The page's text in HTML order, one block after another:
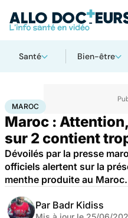
Santé Bien-être
AccueilSanté
MAROC
Maroc :
sur 2 contient
Dévoilés par la presse
officiels alertent sur la
menthe produite au Maroc.
Par Badr Kidiss